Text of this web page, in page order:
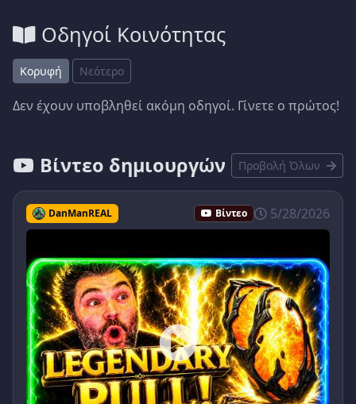
Οδηγοί Κοινότητας
Κορυφή Νεότερο
Δεν έχουν υποβληθεί ακόμη οδηγοί. Γίνετε ο πρώτος!
Βίντεο δημιουργών Προβολή Όλων
DanManREAL Βίντεο 5/28/2026